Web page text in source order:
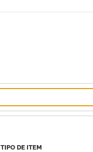
TIPO DE ITEM